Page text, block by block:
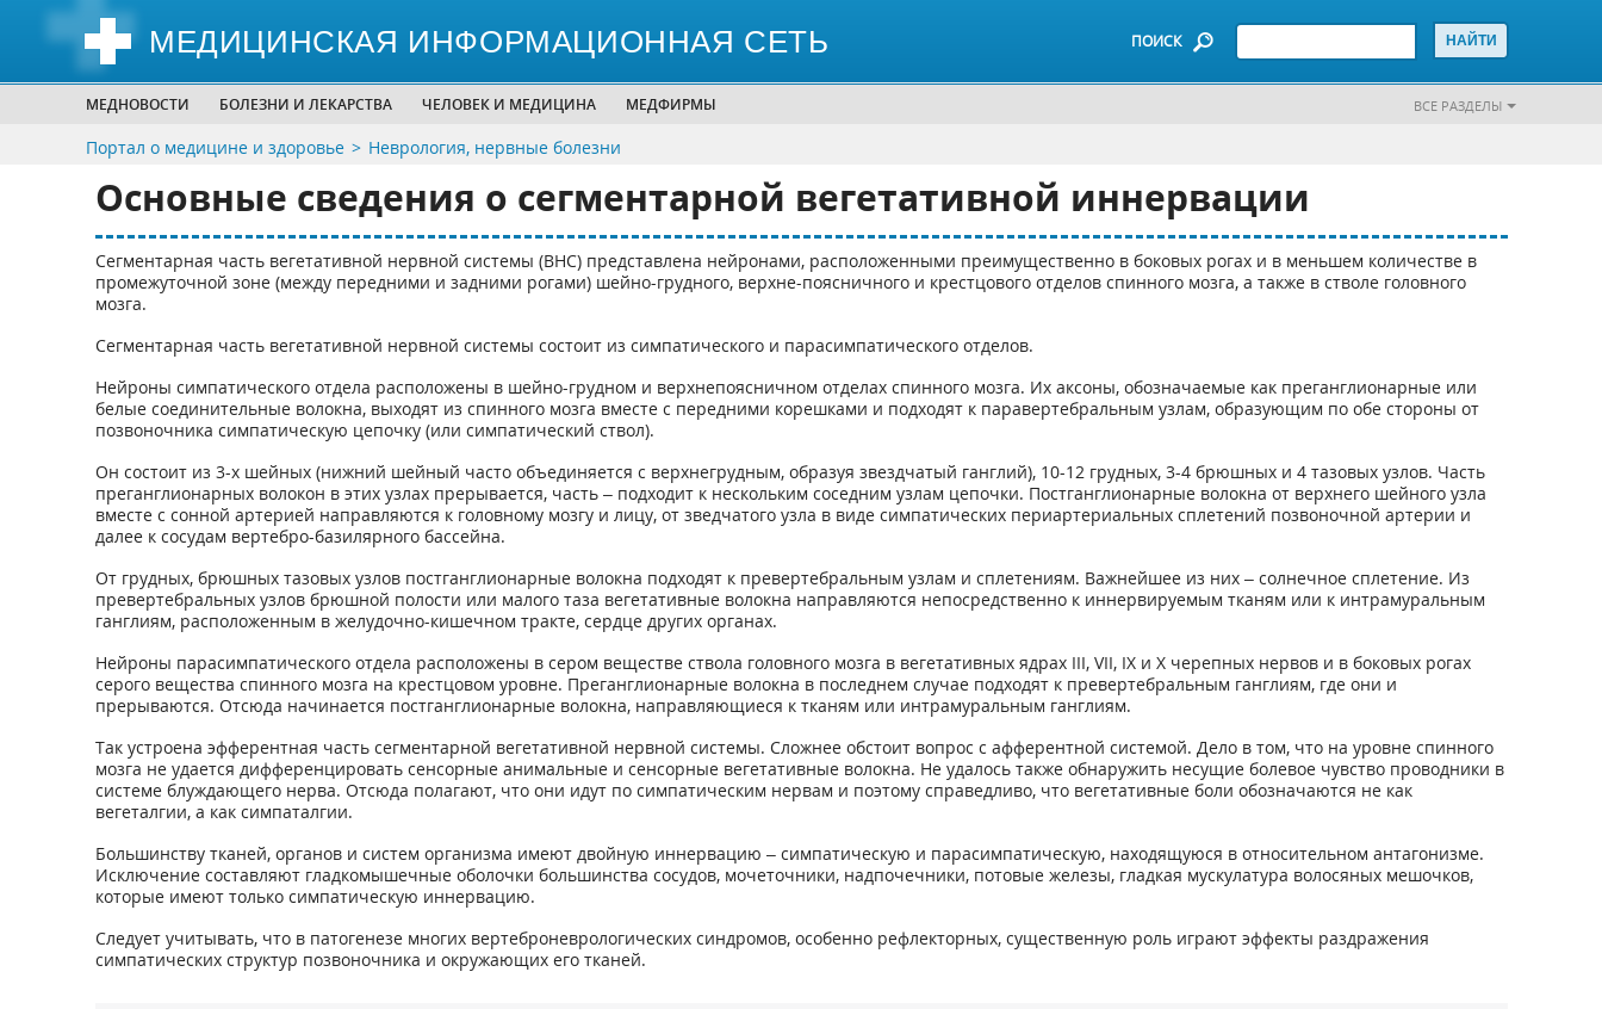
МЕДИЦИНСКАЯ ИНФОРМАЦИОННАЯ СЕТЬ ПОИСК
МЕДНОВОСТИ БОЛЕЗНИ И ЛЕКАРСТВА ЧЕЛОВЕК И МЕДИЦИНА МЕДФИРМЫ ВСЕ РАЗДЕЛЫ
Портал о медицине и здоровье Неврология, нервные болезни
Основные сведения о сегментарной вегетативной иннервации
Сегментарная часть вегетативной нервной системы (ВНС) представлена нейронами, расположенными преимущественно в боковых рогах и в меньшем количестве в
промежуточной зоне (между передними и задними рогами) шейно-грудного, верхне-поясничного и крестцового отделов спинного мозга, а также в стволе головного
мозга.
Сегментарная часть вегетативной нервной системы состоит из симпатического и парасимпатического отделов.
Нейроны симпатического отдела расположены в шейно-грудном и верхнепоясничном отделах спинного мозга. Их аксоны, обозначаемые как преганглионарные или
белые соединительные волокна, выходят из спинного мозга вместе с передними корешками и подходят к паравертебральным узлам, образующим по обе стороны от
позвоночника симпатическую цепочку (или симпатический ствол).
Он состоит из 3-х шейных (нижний шейный часто объединяется с верхнегрудным, образуя звездчатый ганглий), 10-12 грудных, 3-4 брюшных и 4 тазовых узлов. Часть
преганглионарных волокон в этих узлах прерывается, часть – подходит к нескольким соседним узлам цепочки. Постганглионарные волокна от верхнего шейного узла
вместе с сонной артерией направляются к головному мозгу и лицу, от зведчатого узла в виде симпатических периартериальных сплетений позвоночной артерии и
далее к сосудам вертебро-базилярного бассейна.
От грудных, брюшных тазовых узлов постганглионарные волокна подходят к превертебральным узлам и сплетениям. Важнейшее из них – солнечное сплетение. Из
превертебральных узлов брюшной полости или малого таза вегетативные волокна направляются непосредственно к иннервируемым тканям или к интрамуральным
ганглиям, расположенным в желудочно-кишечном тракте, сердце других органах.
Нейроны парасимпатического отдела расположены в сером веществе ствола головного мозга в вегетативных ядрах III, VII, IX и X черепных нервов и в боковых рогах
серого вещества спинного мозга на крестцовом уровне. Преганглионарные волокна в последнем случае подходят к превертебральным ганглиям, где они и
прерываются. Отсюда начинается постганглионарные волокна, направляющиеся к тканям или интрамуральным ганглиям.
Так устроена эфферентная часть сегментарной вегетативной нервной системы. Сложнее обстоит вопрос с афферентной системой. Дело в том, что на уровне спинного
мозга не удается дифференцировать сенсорные анимальные и сенсорные вегетативные волокна. Не удалось также обнаружить несущие болевое чувство проводники в
системе блуждающего нерва. Отсюда полагают, что они идут по симпатическим нервам и поэтому справедливо, что вегетативные боли обозначаются не как
вегеталгии, а как симпаталгии.
Большинству тканей, органов и систем организма имеют двойную иннервацию – симпатическую и парасимпатическую, находящуюся в относительном антагонизме.
Исключение составляют гладкомышечные оболочки большинства сосудов, мочеточники, надпочечники, потовые железы, гладкая мускулатура волосяных мешочков,
которые имеют только симпатическую иннервацию.
Следует учитывать, что в патогенезе многих вертеброневрологических синдромов, особенно рефлекторных, существенную роль играют эффекты раздражения
симпатических структур позвоночника и окружающих его тканей.